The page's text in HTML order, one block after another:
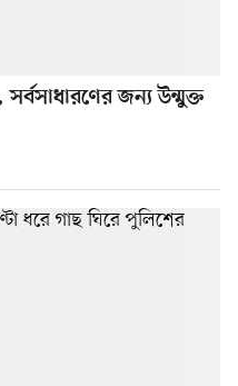
জন্য উন্মুক্ত